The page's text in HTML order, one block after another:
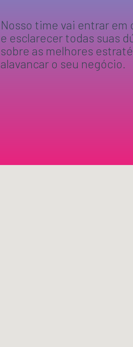
Nosso time vai entrar em
e esclarecer todas suas
sobre as melhores
alavancar o seu negócio.